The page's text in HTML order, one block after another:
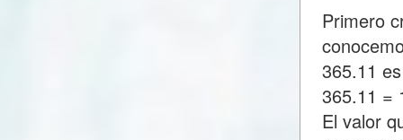
Primero
365.11
365.11 =
El valor